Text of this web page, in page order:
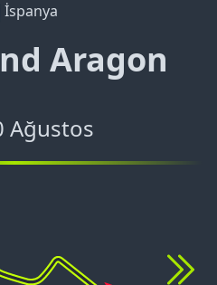
İspanya
Aragon
Ağustos